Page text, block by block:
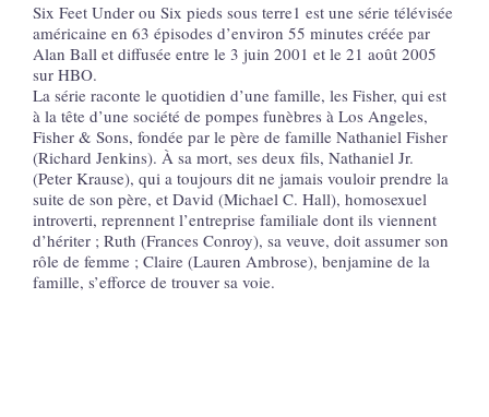
Six Feet Under ou Six pieds sous terre1 est une série télévisée
américaine en 63 épisodes d’environ 55 minutes créée par
Alan Ball et diffusée entre le 3 juin 2001 et le 21 août 2005
sur HBO.
La série raconte le quotidien d’une famille, les Fisher, qui est
à la tête d’une société de pompes funèbres à Los Angeles,
Fisher & Sons, fondée par le père de famille Nathaniel Fisher
(Richard Jenkins). À sa mort, ses deux fils, Nathaniel Jr.
(Peter Krause), qui a toujours dit ne jamais vouloir prendre la
suite de son père, et David (Michael C. Hall), homosexuel
introverti, reprennent l’entreprise familiale dont ils viennent
d’hériter ; Ruth (Frances Conroy), sa veuve, doit assumer son
rôle de femme ; Claire (Lauren Ambrose), benjamine de la
famille, s’efforce de trouver sa voie.